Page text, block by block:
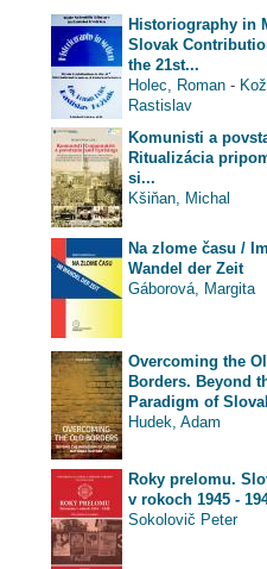
Historiography in
Slovak
the 21st...
Holec, Roman -
Rastislav
Komunisti a
Ritualizácia
si...
Kšiňan, Michal
Na zlome času /
Wandel der Zeit
Gáborová, Margita
Overcoming the
Borders. Beyond
Paradigm of
Hudek, Adam
Roky prelomu.
v rokoch 1945 -
Sokolovič Peter